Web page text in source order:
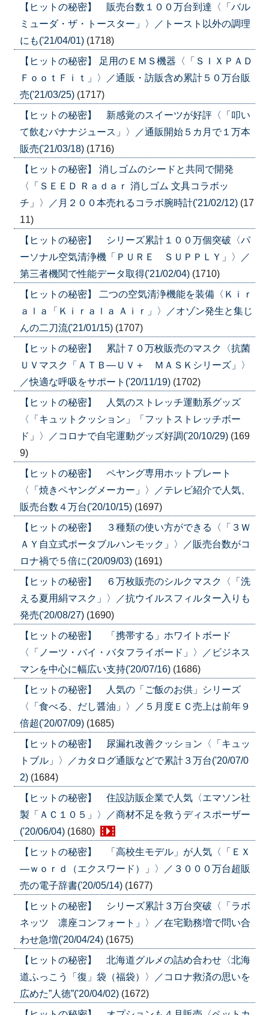
【ヒットの秘密】 販売台数１００万台到達〈「バル
ミューダ・ザ・トースター」〉／トースト以外の調理
にも('21/04/01) (1718)
【ヒットの秘密】 足用のＥＭＳ機器〈「ＳＩＸＰＡＤ
ＦｏｏｔＦｉｔ」〉／通販・訪販含め累計５０万台販
売('21/03/25) (1717)
【ヒットの秘密】 新感覚のスイーツが好評〈「叩い
て飲むバナナジュース」〉／通販開始５カ月で１万本
販売('21/03/18) (1716)
【ヒットの秘密】 消しゴムのシードと共同で開発
〈「ＳＥＥＤ Ｒａｄａｒ 消しゴム 文具コラボッ
チ」〉／月２００本売れるコラボ腕時計('21/02/12) (17
11)
【ヒットの秘密】 シリーズ累計１００万個突破〈パ
ーソナル空気清浄機「ＰＵＲＥ ＳＵＰＰＬＹ」〉／
第三者機関で性能データ取得('21/02/04) (1710)
【ヒットの秘密】 二つの空気清浄機能を装備〈Ｋｉｒ
ａｌａ「Ｋｉｒａｌａ Ａｉｒ」〉／オゾン発生と集じ
んの二刀流('21/01/15) (1707)
【ヒットの秘密】 累計７０万枚販売のマスク〈抗菌
ＵＶマスク「ＡＴＢ―ＵＶ＋ ＭＡＳＫシリーズ」〉
／快適な呼吸をサポート('20/11/19) (1702)
【ヒットの秘密】 人気のストレッチ運動系グッズ
〈「キュットクッション」「フットストレッチボー
ド」〉／コロナで自宅運動グッズ好調('20/10/29) (169
9)
【ヒットの秘密】 ペヤング専用ホットプレート
〈「焼きペヤングメーカー」〉／テレビ紹介で人気、
販売台数４万台('20/10/15) (1697)
【ヒットの秘密】 ３種類の使い方ができる〈「３Ｗ
ＡＹ自立式ポータブルハンモック」〉／販売台数がコ
ロナ禍で５倍に('20/09/03) (1691)
【ヒットの秘密】 ６万枚販売のシルクマスク〈「洗
える夏用絹マスク」〉／抗ウイルスフィルター入りも
発売('20/08/27) (1690)
【ヒットの秘密】 「携帯する」ホワイトボード
〈「ノーツ・バイ・バタフライボード」〉／ビジネス
マンを中心に幅広い支持('20/07/16) (1686)
【ヒットの秘密】 人気の「ご飯のお供」シリーズ
〈「食べる、だし醤油」〉／５月度ＥＣ売上は前年９
倍超('20/07/09) (1685)
【ヒットの秘密】 尿漏れ改善クッション〈「キュッ
トブル」〉／カタログ通販などで累計３万台('20/07/0
2) (1684)
【ヒットの秘密】 住設訪販企業で人気〈エマソン社
製「ＡＣ１０５」〉／商材不足を救うディスポーザー
('20/06/04) (1680)
【ヒットの秘密】 「高校生モデル」が人気〈「ＥＸ
―ｗｏｒｄ（エクスワード）」〉／３０００万台超販
売の電子辞書('20/05/14) (1677)
【ヒットの秘密】 シリーズ累計３万台突破〈「ラボ
ネッツ 凛座コンフォート」〉／在宅勤務増で問い合
わせ急増('20/04/24) (1675)
【ヒットの秘密】 北海道グルメの詰め合わせ〈北海
道ふっこう「復」袋（福袋）〉／コロナ救済の思いを
広めた”人徳”('20/04/02) (1672)